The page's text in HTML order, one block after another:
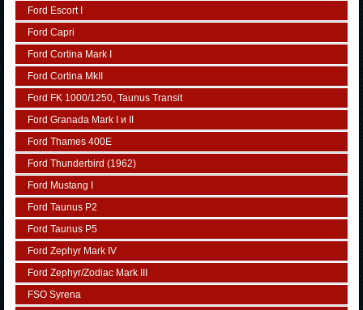
Ford Escort I
Ford Capri
Ford Cortina Mark I
Ford Cortina MkII
Ford FK 1000/1250, Taunus Transit
Ford Granada Mark I и II
Ford Thames 400E
Ford Thunderbird (1962)
Ford Mustang I
Ford Taunus P2
Ford Taunus P5
Ford Zephyr Mark IV
Ford Zephyr/Zodiac Mark III
FSO Syrena